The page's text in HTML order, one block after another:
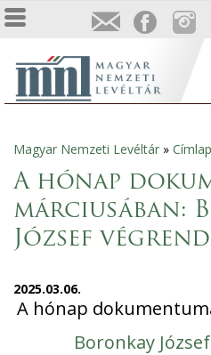
Jelenlegi
hely
Magyar Nemzeti Levéltár » Címlap
A hónap
márciusában:
József
2025.03.06.
A hónap
Boronkay